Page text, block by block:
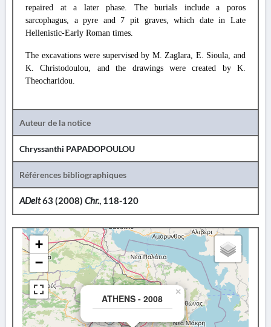
repaired at a later phase. The burials include a poros
sarcophagus, a pyre and 7 pit graves, which date in Late
Hellenistic-Early Roman times.
The excavations were supervised by M. Zaglara, E. Sioula, and
K. Christodoulou, and the drawings were created by K.
Theocharidou.
Auteur de la notice
Chryssanthi PAPADOPOULOU
Références bibliographiques
ADelt63 (2008) Chr., 118-120
ATHENS - 2008
×
+
−